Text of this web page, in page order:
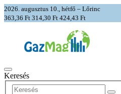
2026. augusztus 10., hétfő – Lőrinc
363,36 Ft 314,30 Ft 424,43 Ft
Keresés